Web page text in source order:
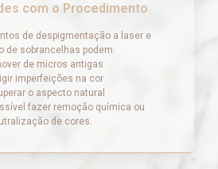
com o Procedimento
de despigmentação a laser e
de sobrancelhas podem:
de micros antigas
imperfeições na cor
o aspecto natural
fazer remoção química ou
de cores.